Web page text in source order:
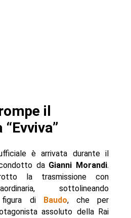
il
è arrivata durante il
da Gianni Morandi.
la trasmissione con
sottolineando
figura di Baudo, che per
assoluto della Rai